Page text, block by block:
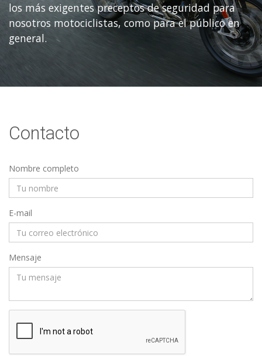
los más exigentes preceptos de seguridad para
nosotros motociclistas, como para el público en
general.
Contacto
Nombre completo
E-mail
Mensaje